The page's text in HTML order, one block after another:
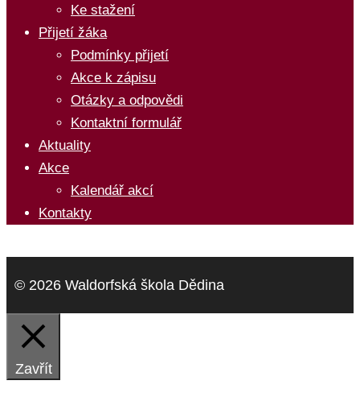
Ke stažení
Přijetí žáka
Podmínky přijetí
Akce k zápisu
Otázky a odpovědi
Kontaktní formulář
Aktuality
Akce
Kalendář akcí
Kontakty
© 2026 Waldorfská škola Dědina
Zavřít